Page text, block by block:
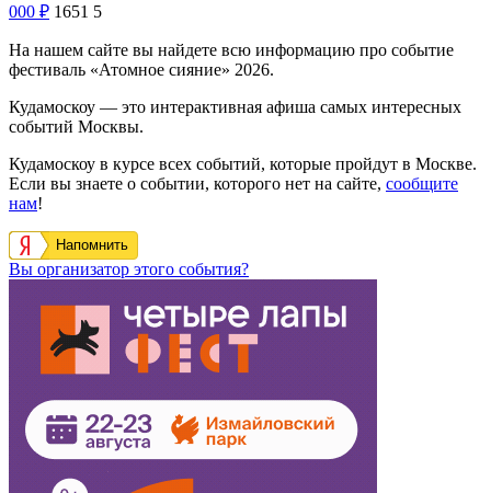
000 ₽ 1651 5
На нашем сайте вы найдете всю информацию про событие
фестиваль «Атомное сияние» 2026.
Кудамоскоу — это интерактивная афиша самых интересных
событий Москвы.
Кудамоскоу в курсе всех событий, которые пройдут в Москве.
Если вы знаете о событии, которого нет на сайте, сообщите
нам!
Напомнить
Вы организатор этого события?